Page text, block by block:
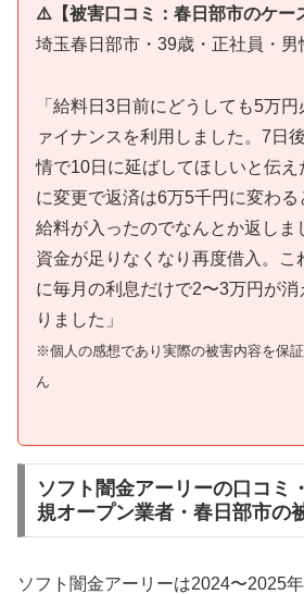
⚠️【被害口コミ：春日部市のケー
埼玉春日部市・39歳・正社員・男
「給料日3日前にどうしても5万
ァイナンスを利用しました。7日
情で10日に延ばしてほしいと伝
に変更で返済は6万5千円に変わる
給料が入ったのでなんとか返しま
資金が足りなくなり再度借入。こ
に毎月の利息だけで2〜3万円が
りました」
※個人の感想であり実際の被害内容を保
ん
ソフト闇金アーリーの口コミ
規オープン業者・春日部市の
ソフト闇金アーリーは2024〜2025